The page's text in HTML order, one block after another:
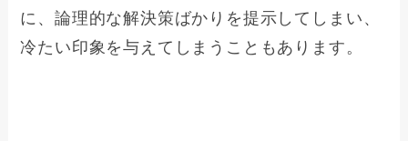
に、論理的な解決策ばかりを提示してしまい、
冷たい印象を与えてしまうこともあります。